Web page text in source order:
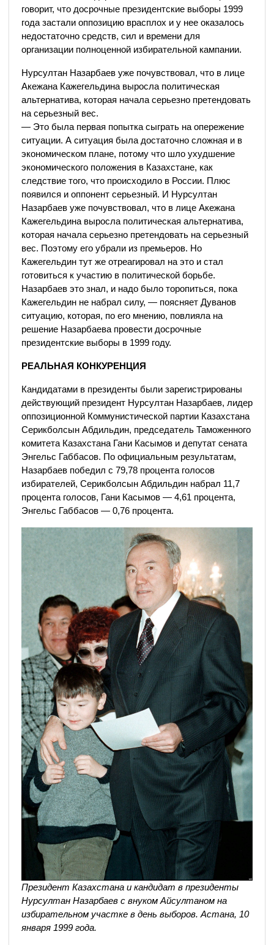
говорит, что досрочные президентские выборы 1999
года застали оппозицию врасплох и у нее оказалось
недостаточно средств, сил и времени для
организации полноценной избирательной кампании.
Нурсултан Назарбаев уже почувствовал, что в лице
Акежана Кажегельдина выросла политическая
альтернатива, которая начала серьезно претендовать
на серьезный вес.
— Это была первая попытка сыграть на опережение
ситуации. А ситуация была достаточно сложная и в
экономическом плане, потому что шло ухудшение
экономического положения в Казахстане, как
следствие того, что происходило в России. Плюс
появился и оппонент серьезный. И Нурсултан
Назарбаев уже почувствовал, что в лице Акежана
Кажегельдина выросла политическая альтернатива,
которая начала серьезно претендовать на серьезный
вес. Поэтому его убрали из премьеров. Но
Кажегельдин тут же отреагировал на это и стал
готовиться к участию в политической борьбе.
Назарбаев это знал, и надо было торопиться, пока
Кажегельдин не набрал силу, — поясняет Дуванов
ситуацию, которая, по его мнению, повлияла на
решение Назарбаева провести досрочные
президентские выборы в 1999 году.
РЕАЛЬНАЯ КОНКУРЕНЦИЯ
Кандидатами в президенты были зарегистрированы
действующий президент Нурсултан Назарбаев, лидер
оппозиционной Коммунистической партии Казахстана
Серикболсын Абдильдин, председатель Таможенного
комитета Казахстана Гани Касымов и депутат сената
Энгельс Габбасов. По официальным результатам,
Назарбаев победил с 79,78 процента голосов
избирателей, Серикболсын Абдильдин набрал 11,7
процента голосов, Гани Касымов — 4,61 процента,
Энгельс Габбасов — 0,76 процента.
Президент Казахстана и кандидат в президенты
Нурсултан Назарбаев с внуком Айсултаном на
избирательном участке в день выборов. Астана, 10
января 1999 года.